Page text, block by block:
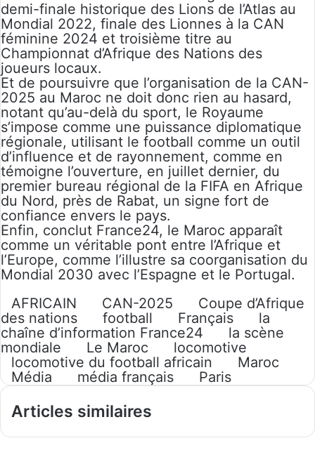
demi-finale historique des Lions de l’Atlas au
Mondial 2022, finale des Lionnes à la CAN
féminine 2024 et troisième titre au
Championnat d’Afrique des Nations des
joueurs locaux.
Et de poursuivre que l’organisation de la CAN-
2025 au Maroc ne doit donc rien au hasard,
notant qu’au-delà du sport, le Royaume
s’impose comme une puissance diplomatique
régionale, utilisant le football comme un outil
d’influence et de rayonnement, comme en
témoigne l’ouverture, en juillet dernier, du
premier bureau régional de la FIFA en Afrique
du Nord, près de Rabat, un signe fort de
confiance envers le pays.
Enfin, conclut France24, le Maroc apparaît
comme un véritable pont entre l’Afrique et
l’Europe, comme l’illustre sa coorganisation du
Mondial 2030 avec l’Espagne et le Portugal.
AFRICAIN
CAN-2025
Coupe d’Afrique
des nations
football Français
la
chaîne d’information France24
la scène
mondiale
Le Maroc
locomotive
locomotive du football africain
Maroc
Média
média français Paris
Articles similaires